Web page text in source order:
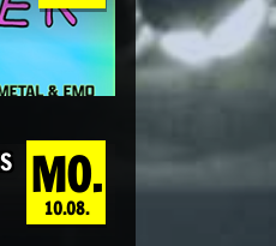
MO.
10.08.